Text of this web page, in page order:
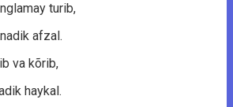
turib,
аfzаl.
vа kõrib,
hаykаl.